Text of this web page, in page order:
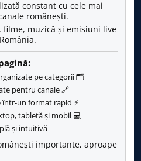
constant cu cele mai
românești.
muzică și emisiuni live
pe categorii 🗂️
pentru canale 🔗
un format rapid ⚡
tabletă și mobil 💻
și intuitivă
importante, aproape